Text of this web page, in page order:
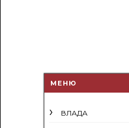
МЕНЮ
ВЛАДА